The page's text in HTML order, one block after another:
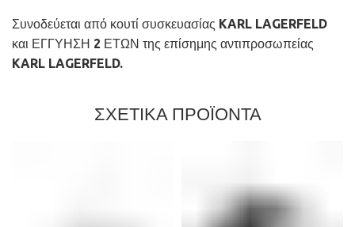
Συνοδεύεται από κουτί συσκευασίας KARL LAGERFELD
και ΕΓΓΥΗΣΗ 2 ΕΤΩΝ της επίσημης αντιπροσωπείας
KARL LAGERFELD.
ΣΧΕΤΙΚΑ ΠΡΟΪΟΝΤΑ